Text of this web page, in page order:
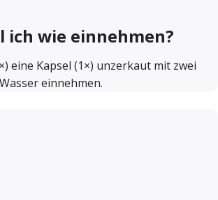
ich wie einnehmen?
eine Kapsel (1×) unzerkaut mit zwei
einnehmen.